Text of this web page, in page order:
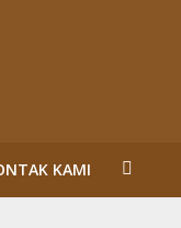
KAMI